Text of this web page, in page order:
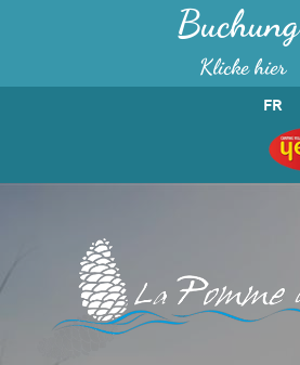
Buchung
Klicke hier
FR